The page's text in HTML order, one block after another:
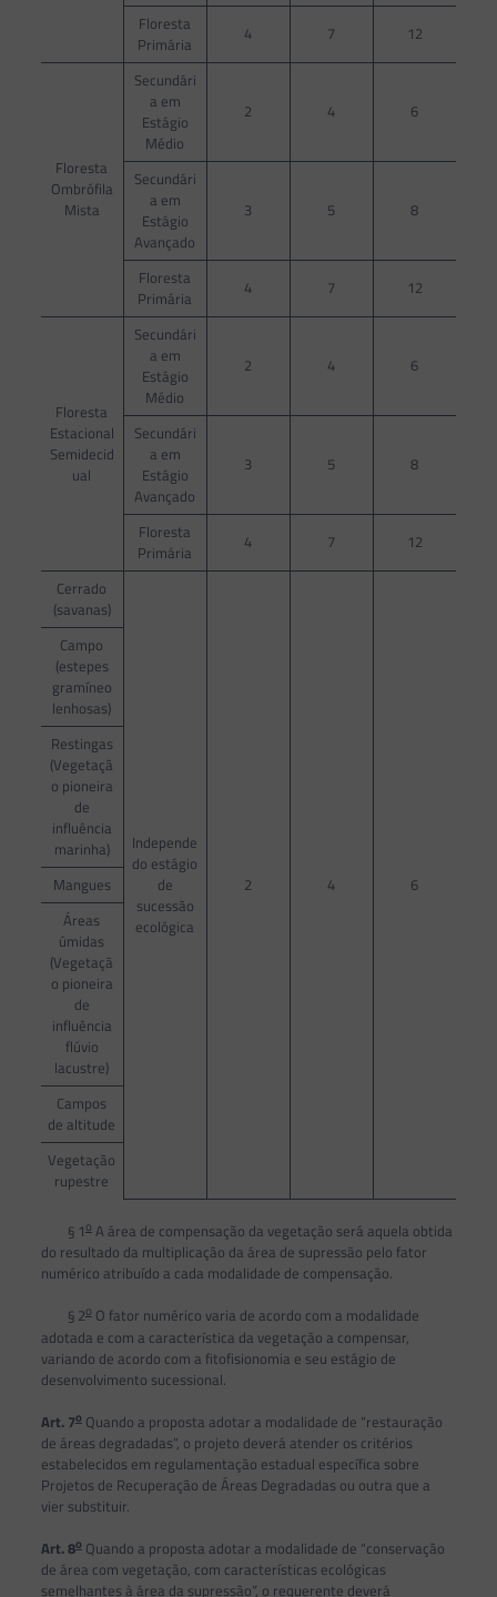
Floresta
Primária
4 7 12
Floresta
Ombrófila
Mista
Secundári
a em
Estágio
Médio
2 4 6
Secundári
a em
Estágio
Avançado
3 5 8
Floresta
Primária
4 7 12
Floresta
Estacional
Semidecid
ual
Secundári
a em
Estágio
Médio
2 4 6
Secundári
a em
Estágio
Avançado
3 5 8
Floresta
Primária
4 7 12
Cerrado
(savanas)
Independe
do estágio
de
sucessão
ecológica
2 4 6
Campo
(estepes
gramíneo
lenhosas)
Restingas
(Vegetaçã
o pioneira
de
influência
marinha)
Mangues
Áreas
úmidas
(Vegetaçã
o pioneira
de
influência
flúvio
lacustre)
Campos
de altitude
Vegetação
rupestre
§ 1oA área de compensação da vegetação será aquela obtida
do resultado da multiplicação da área de supressão pelo fator
numérico atribuído a cada modalidade de compensação.
§ 2oO fator numérico varia de acordo com a modalidade
adotada e com a característica da vegetação a compensar,
variando de acordo com a fitofisionomia e seu estágio de
desenvolvimento sucessional.
Art. 7oQuando a proposta adotar a modalidade de “restauração
de áreas degradadas”, o projeto deverá atender os critérios
estabelecidos em regulamentação estadual específica sobre
Projetos de Recuperação de Áreas Degradadas ou outra que a
vier substituir.
Art. 8oQuando a proposta adotar a modalidade de “conservação
de área com vegetação, com características ecológicas
semelhantes à área da supressão”, o requerente deverá